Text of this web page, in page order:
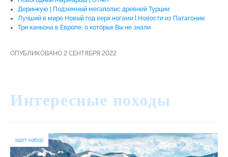
Деринкую | Подземный мегаполис древней Турции
Лучший в мире Новый год верх ногами l Новости из Патагонии
Три каньона в Европе, о которых Вы не знали
ОПУБЛИКОВАНО 2 СЕНТЯБРЯ 2022
Интересные походы
идет набор